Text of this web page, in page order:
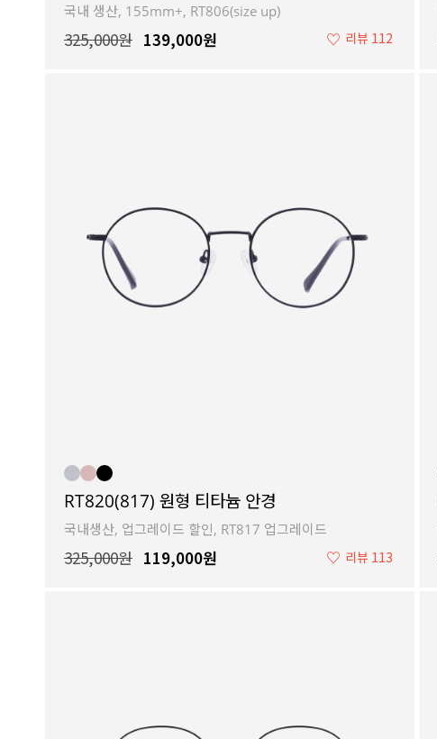
국내 생산, 155mm+, RT806(size up)
325,000원 139,000원 ♡ 리뷰 112
RT820(817) 원형 티타늄 안경
국내생산, 업그레이드 할인, RT817 업그레이드
325,000원 119,000원 ♡ 리뷰 113